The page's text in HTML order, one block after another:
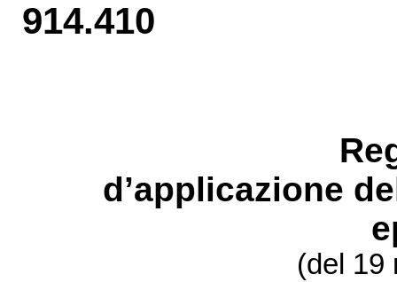
914.410
d’applicazione
(del 19